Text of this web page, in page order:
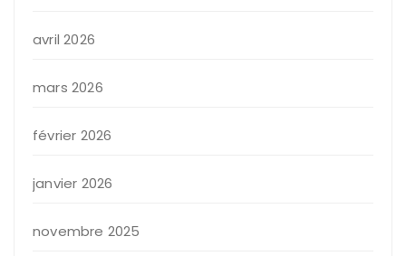
avril 2026
mars 2026
février 2026
janvier 2026
novembre 2025